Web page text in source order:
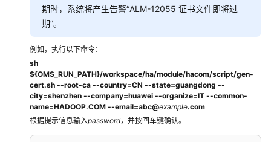
MRS
集
群
MRS
集
群
运
期时，系统将产生告警“ALM-12055 证书文件即将过
期”。
例如，执行以下命令：
sh
${OMS_RUN_PATH}/workspace/ha/module/hacom/script/gen-
cert.sh --root-ca --country=CN --state=guangdong --
city=shenzhen --company=huawei --organize=IT --common-
name=HADOOP.COM --email=abc@example.com
根据提示信息输入password，并按回车键确认。